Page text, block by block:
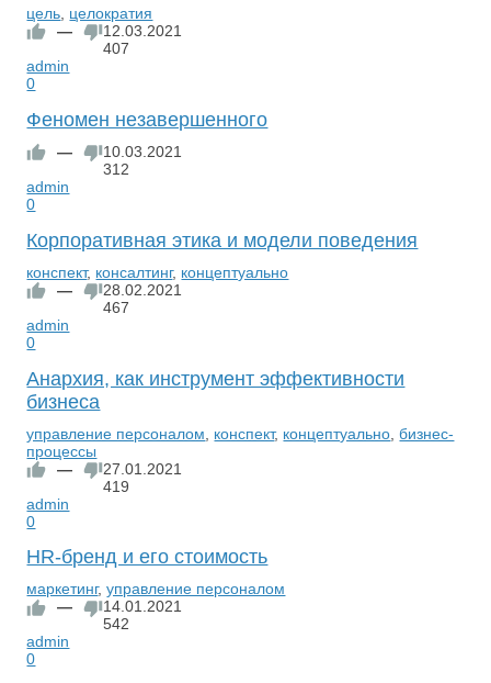
цель целократия
—
12.03.2021
407
admin
0
Феномен незавершенного
—
10.03.2021
312
admin
0
Корпоративная этика и модели поведения
конспект, консалтинг, концептуально
—
28.02.2021
467
admin
0
Анархия, как инструмент эффективности
бизнеса
управление персоналом конспект, концептуально ,бизнес-
процессы
—
27.01.2021
419
admin
0
HR-бренд и его стоимость
маркетинг,управление персоналом
—
14.01.2021
542
admin
0